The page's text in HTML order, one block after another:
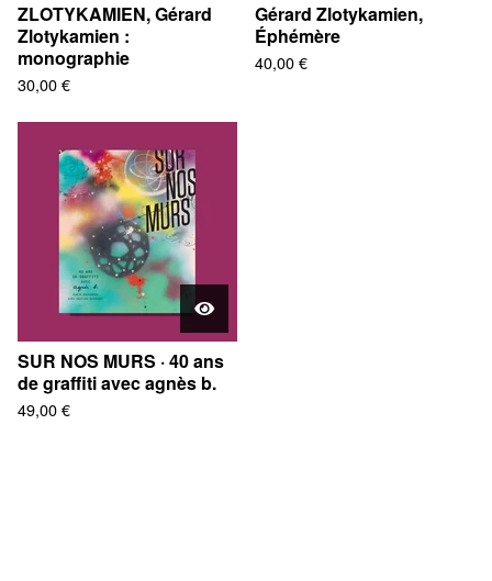
ZLOTYKAMIEN, Gérard
Zlotykamien :
monographie
30,00€
Gérard Zlotykamien,
Éphémère
40,00€
SUR NOS MURS · 40 ans
de graffiti avec agnès b.
49,00€